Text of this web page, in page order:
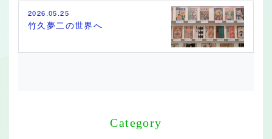
2026.05.25
竹久夢二の世界へ
Category